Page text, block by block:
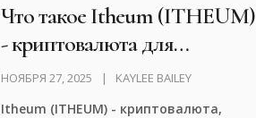
Что такое Itheum (ITHEUM)
- криптовалюта для
управления данными в эпоху
ИИ
НОЯБРЯ 27, 2025 KAYLEE BAILEY
Itheum (ITHEUM) - криптовалюта,